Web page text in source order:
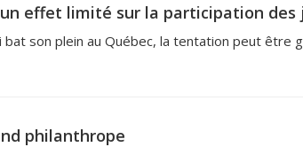
effet limité sur la participation des
son plein au Québec, la tentation peut être
philanthrope